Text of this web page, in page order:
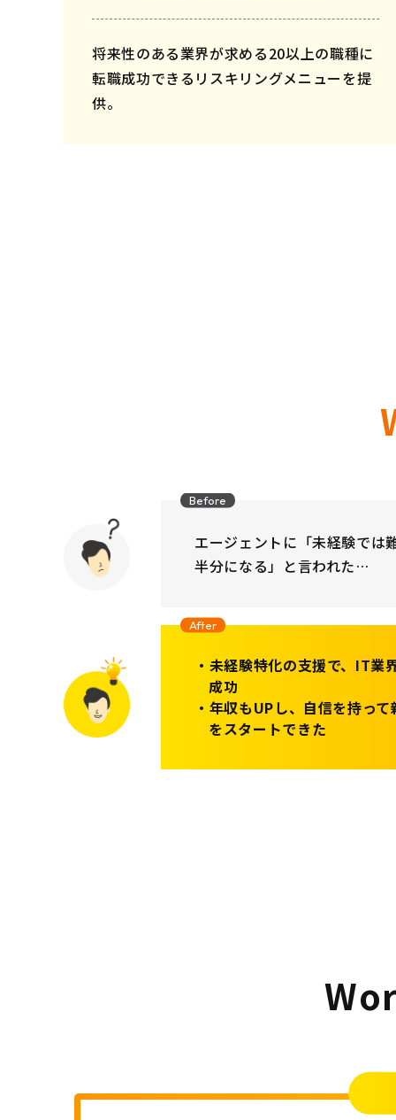
将来性のある業界が求める20以上の職種に
転職成功できるリスキリングメニューを提
供。
Before
エージェントに「未経験では
半分になる」と言われた…
After
未経験特化の支援で、IT業
成功
年収もUPし、自信を持っ
をスタートできた